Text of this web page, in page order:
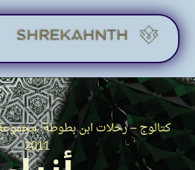
2011